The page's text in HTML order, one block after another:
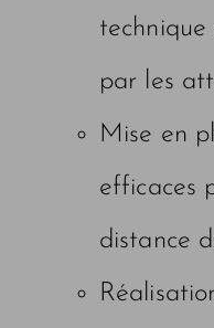
technique
par les
Mise en
efficaces
distance